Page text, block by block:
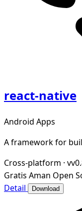
react-native
Android Apps
A framework for
Cross-platform ·
Gratis Aman Open
Detail
Download